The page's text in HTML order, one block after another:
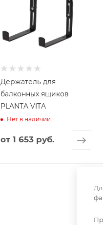
Держатель для
балконных ящиков
PLANTA VITA
Нет в наличии
от1 653 руб.